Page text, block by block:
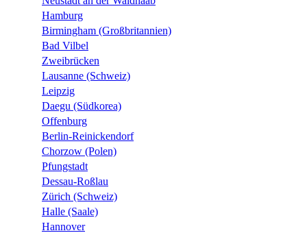
Hamburg
Birmingham (Großbritannien)
Bad Vilbel
Zweibrücken
Lausanne (Schweiz)
Leipzig
Daegu (Südkorea)
Offenburg
Berlin-Reinickendorf
Chorzow (Polen)
Pfungstadt
Dessau-Roßlau
Zürich (Schweiz)
Halle (Saale)
Hannover